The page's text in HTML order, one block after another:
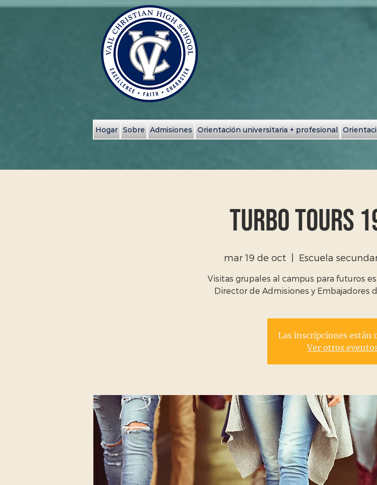
Hogar Sobre Admisiones Orientación universitaria + profesional
Turbo Tours
mar 19 de oct Escuela
Visitas grupales al campus para futuros
Director de Admisiones y Embajadores
Las inscripciones están
Ver otros